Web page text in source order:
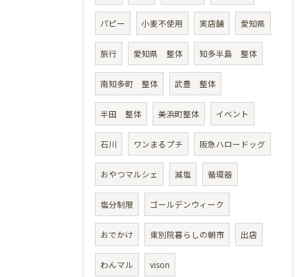
パピー 小麦不使用 実店舗 愛知県
旅行 愛知県 整体 知多半島 整体
南知多町 整体 武豊 整体
半田 整体 美浜町整体 イベント
石川 ワンまるプチ 阪急ハロードッグ
おやつマルシェ 減塩 循環器
塩分制限 ゴールデンウィーク
おでかけ 東別院暮らしの朝市 出店
わんマル vison